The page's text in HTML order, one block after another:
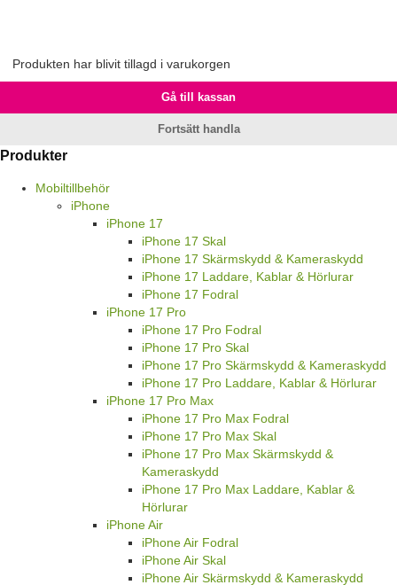
Produkten har blivit tillagd i varukorgen
Gå till kassan
Fortsätt handla
Produkter
Mobiltillbehör
iPhone
iPhone 17
iPhone 17 Skal
iPhone 17 Skärmskydd & Kameraskydd
iPhone 17 Laddare, Kablar & Hörlurar
iPhone 17 Fodral
iPhone 17 Pro
iPhone 17 Pro Fodral
iPhone 17 Pro Skal
iPhone 17 Pro Skärmskydd & Kameraskydd
iPhone 17 Pro Laddare, Kablar & Hörlurar
iPhone 17 Pro Max
iPhone 17 Pro Max Fodral
iPhone 17 Pro Max Skal
iPhone 17 Pro Max Skärmskydd &
Kameraskydd
iPhone 17 Pro Max Laddare, Kablar &
Hörlurar
iPhone Air
iPhone Air Fodral
iPhone Air Skal
iPhone Air Skärmskydd & Kameraskydd